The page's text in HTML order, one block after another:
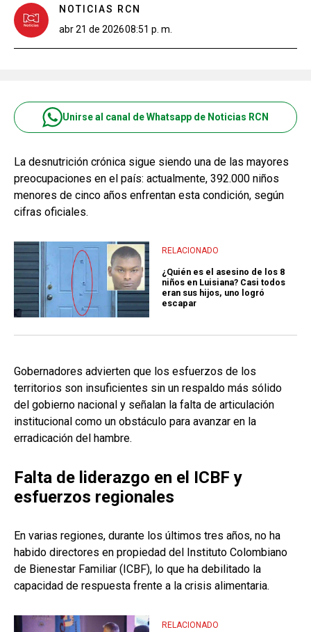
NOTICIAS RCN
abr 21 de 202608:51 p. m.
Unirse al canal de Whatsapp de Noticias RCN
La desnutrición crónica sigue siendo una de las mayores
preocupaciones en el país: actualmente, 392.000 niños
menores de cinco años enfrentan esta condición, según
cifras oficiales.
RELACIONADO
¿Quién es el asesino de los 8
niños en Luisiana? Casi todos
eran sus hijos, uno logró
escapar
Gobernadores advierten que los esfuerzos de los
territorios son insuficientes sin un respaldo más sólido
del gobierno nacional y señalan la falta de articulación
institucional como un obstáculo para avanzar en la
erradicación del hambre.
Falta de liderazgo en el ICBF y
esfuerzos regionales
En varias regiones, durante los últimos tres años, no ha
habido directores en propiedad del Instituto Colombiano
de Bienestar Familiar (ICBF), lo que ha debilitado la
capacidad de respuesta frente a la crisis alimentaria.
RELACIONADO